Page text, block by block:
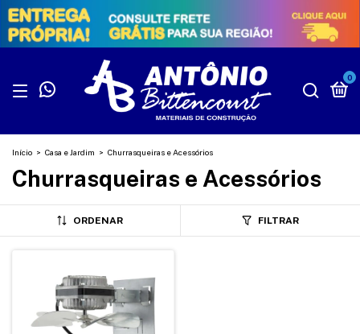
0
Início > Casa e Jardim > Churrasqueiras e Acessórios
Churrasqueiras e Acessórios
ORDENAR FILTRAR